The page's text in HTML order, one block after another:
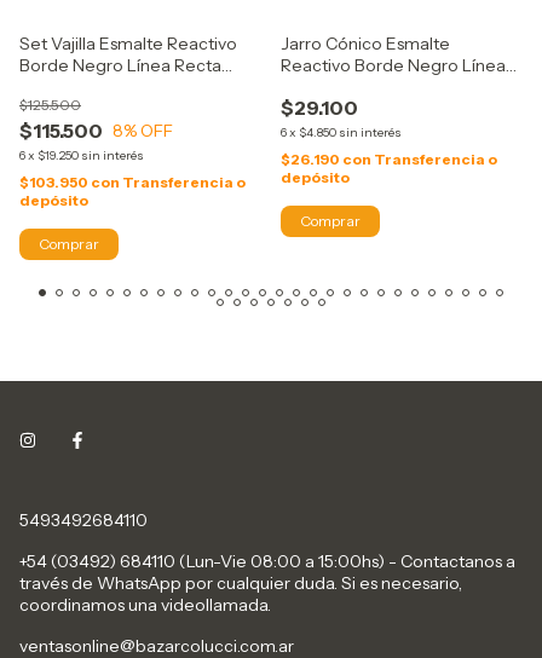
Set Vajilla Esmalte Reactivo
Borde Negro Línea Recta
$115.500
$125.500
8% OFF
6x $19.250 sin interés
$103.950 con Transferencia o
depósito
Comprar
Jarro Cónico Esmalte
Reactivo Borde Negro Línea
$29.100
6x $4.850 sin interés
$26.190 con Transferencia o
depósito
Comprar
5493492684110
+54 (03492) 684110 (Lun-Vie 08:00 a 15:00hs) - Contactanos a
través de WhatsApp por cualquier duda. Si es necesario,
coordinamos una videollamada.
ventasonline@bazarcolucci.com.ar